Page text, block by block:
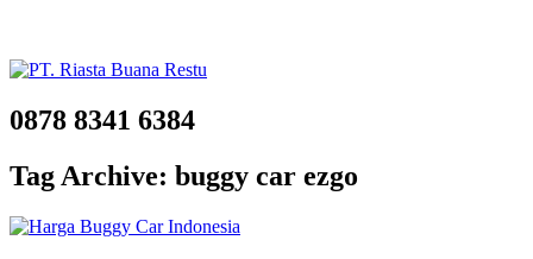
0878 8341 6384
Tag Archive: buggy car ezgo